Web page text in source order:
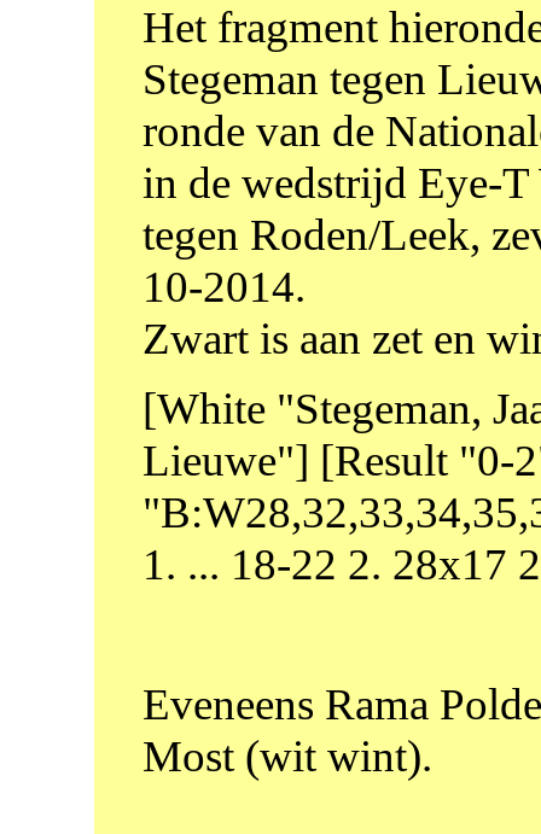
Het fragment
Stegeman tegen
ronde van de
in de wedstrijd Eye-T
tegen Roden/Leek,
10-2014.
Zwart is aan zet en
[White "Stegeman,
Lieuwe"] [Result "0-
1. ... 18-22 2. 28x17
Eveneens Rama
Most (wit wint).